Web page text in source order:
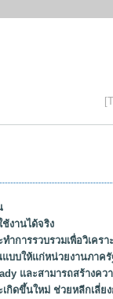
งานได้จริง
การรวบรวมเพื่อวิเคร
บบให้แก่หน่วยงานภาค
และสามารถสร้างค
ดขึ้นใหม่ ช่วยหลีกเลี่ย